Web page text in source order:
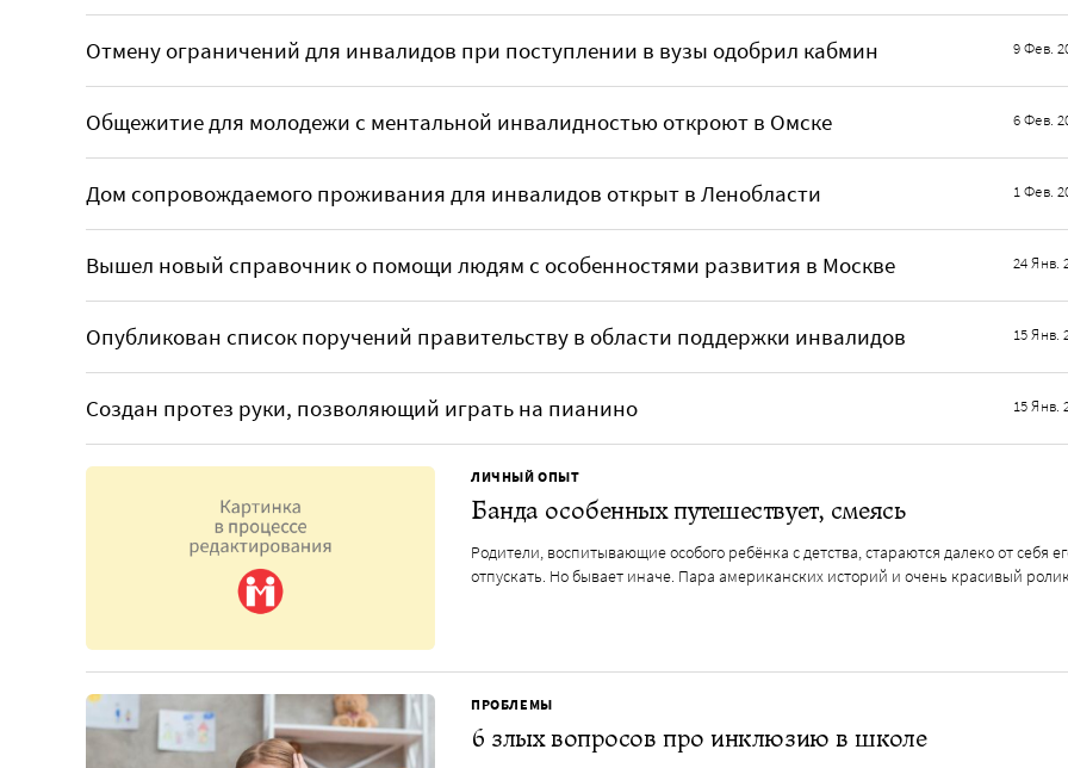
Отмену ограничений для инвалидов при поступлении в вузы одобрил кабмин 9 Фев.
Общежитие для молодежи с ментальной инвалидностью откроют в Омске 6 Фев.
Дом сопровождаемого проживания для инвалидов открыт в Ленобласти 1 Фев.
Вышел новый справочник о помощи людям с особенностями развития в Москве 24 Янв.
Опубликован список поручений правительству в области поддержки инвалидов 15 Янв.
Создан протез руки, позволяющий играть на пианино 15 Янв.
ЛИЧНЫЙ ОПЫТ
Банда особенных путешествует, смеясь
Родители, воспитывающие особого ребёнка с детства, стараются далеко от себя
отпускать. Но бывает иначе. Пара американских историй и очень красивый
ПРОБЛЕМЫ
6 злых вопросов про инклюзию в школе